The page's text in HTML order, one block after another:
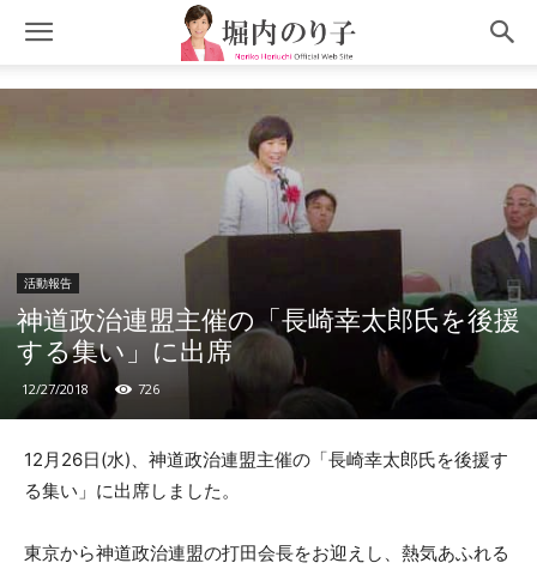
活動報告
神道政治連盟主催の「長崎幸太郎氏を後援
する集い」に出席
12/27/2018 726
12月26日(水)、神道政治連盟主催の「長崎幸太郎氏を後援す
る集い」に出席しました。
東京から神道政治連盟の打田会長をお迎えし、熱気あふれる